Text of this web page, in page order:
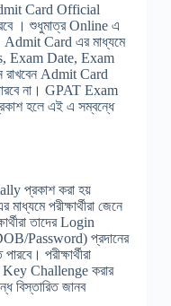
Card Official
। শুধুমাত্র Online এ
Card এর মাধ্যমে
Exam Date, Exam
Admit Card
না। GPAT Exam
হলে এই এ সম্বন্ধে
প্রকাশ করা হয়
পরীক্ষার্থীরা জেনে
তাদের Login
Password) প্রদানের
পরীক্ষার্থীরা
Challenge করার
বিস্তারিত জানব